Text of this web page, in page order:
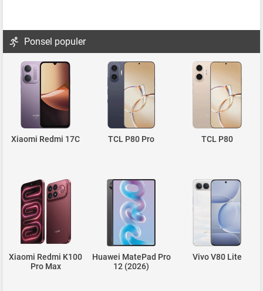
Ponsel populer
Xiaomi Redmi 17C TCL P80 Pro TCL P80
Xiaomi Redmi K100
Pro Max
Huawei MatePad Pro
12 (2026)
Vivo V80 Lite